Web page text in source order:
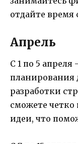
отдайте
Апрель
С 1 по 5 апреля
планирования
разработки
сможете
идеи, что